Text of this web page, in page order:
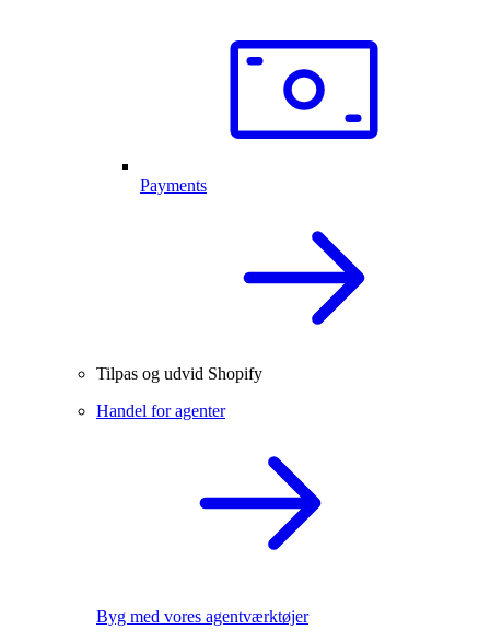
Payments
Tilpas og udvid Shopify
Handel for agenter
Byg med vores agentværktøjer